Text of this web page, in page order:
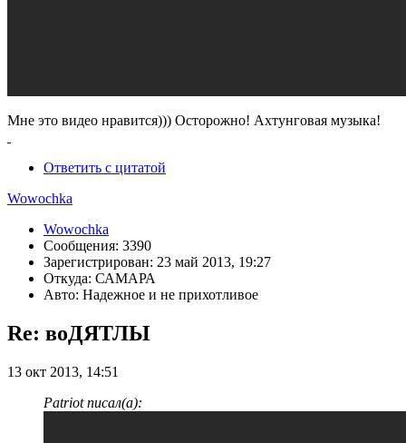
Мне это видео нравится))) Осторожно! Ахтунговая музыка!
Ответить с цитатой
Wowochka
Wowochka
Сообщения: 3390
Зарегистрирован: 23 май 2013, 19:27
Откуда: САМАРА
Авто: Надежное и не прихотливое
Re: воДЯТЛЫ
13 окт 2013, 14:51
Patriot писал(а):